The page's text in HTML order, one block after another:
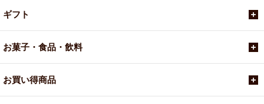
ギフト
お菓子・食品・飲料
お買い得商品